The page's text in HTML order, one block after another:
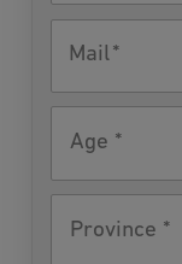
Mail
Province *